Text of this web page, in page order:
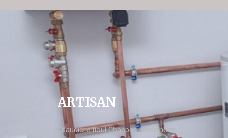
ARTISAN
chaudière fioul Chappee Riedisheim